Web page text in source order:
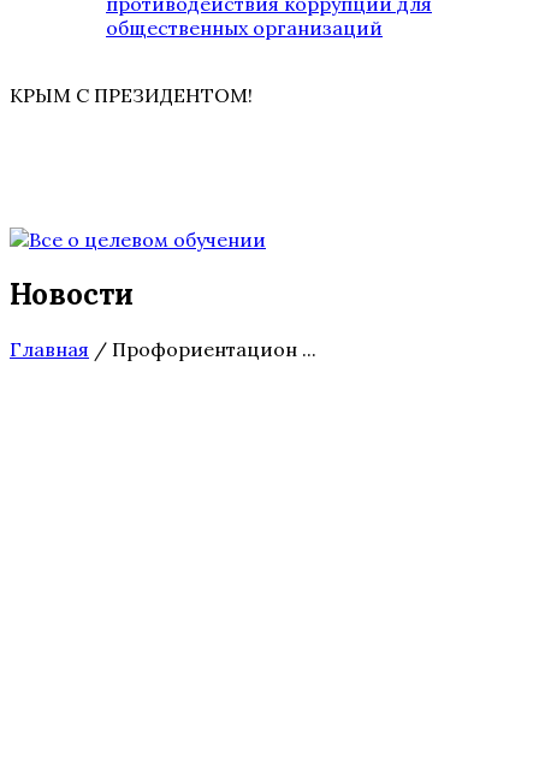
общественных организаций
КРЫМ С ПРЕЗИДЕНТОМ!
Новости
Главная / Профориентацион ...